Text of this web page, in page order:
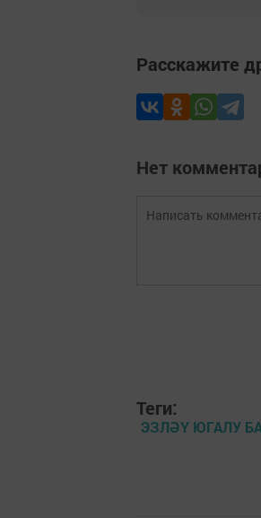
Расскажите
Нет
Теги:
ЭЗЛӘҮ ЮГАЛУ